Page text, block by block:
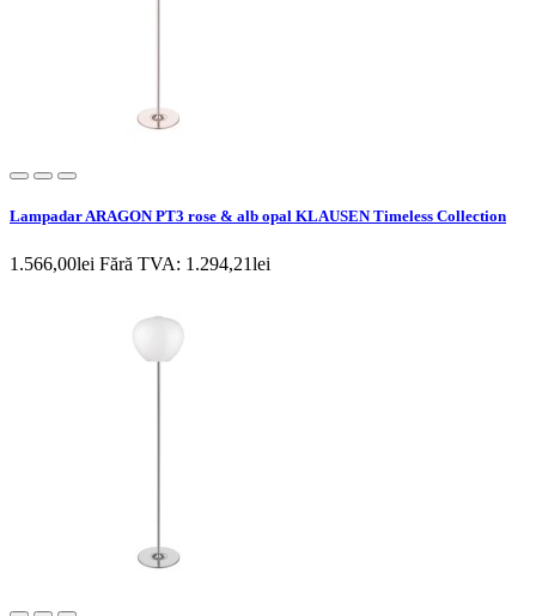
Lampadar ARAGON PT3 rose & alb opal KLAUSEN Timeless Collection
1.566,00lei Fără TVA: 1.294,21lei